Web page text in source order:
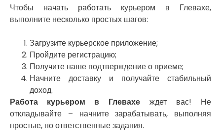
Чтобы начать работать курьером в Глевахе,
выполните несколько простых шагов:
Загрузите курьерское приложение;
Пройдите регистрацию;
Получите наше подтверждение о приеме;
Начните доставку и получайте стабильный
доход.
Работа курьером в Глевахеждет вас! Не
откладывайте – начните зарабатывать, выполняя
простые, но ответственные задания.
Светловодск
Святопетровское
Тарасовка
Тернополь
Терновка
Трусковец
Тульчин
Украинка
Умань
Ужгород
Узин